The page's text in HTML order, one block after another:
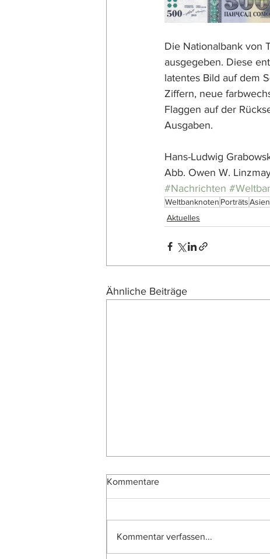
Die Nationalbank von
ausgegeben. Diese
latentes Bild auf dem
Ziffern, neue
Flaggen auf der
Ausgaben.
Hans-Ludwig
Abb. Owen W.
#Nachrichten
Weltbanknoten PorträtsAsien
Aktuelles
Ähnliche Beiträge
Kommentare
Kommentar verfassen...